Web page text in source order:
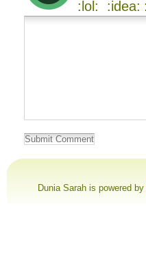
Dunia Sarah is powered by